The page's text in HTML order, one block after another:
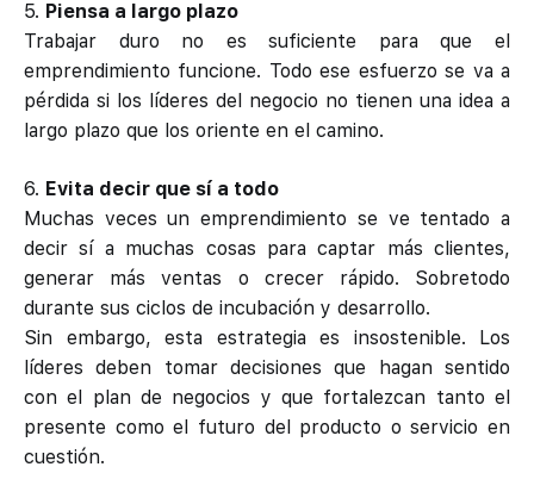
5. Piensa a largo plazo
Trabajar duro no es suficiente para que el
emprendimiento funcione. Todo ese esfuerzo se va a
pérdida si los líderes del negocio no tienen una idea a
largo plazo que los oriente en el camino.
6. Evita decir que sí a todo
Muchas veces un emprendimiento se ve tentado a
decir sí a muchas cosas para captar más clientes,
generar más ventas o crecer rápido. Sobretodo
durante sus ciclos de incubación y desarrollo.
Sin embargo, esta estrategia es insostenible. Los
líderes deben tomar decisiones que hagan sentido
con el plan de negocios y que fortalezcan tanto el
presente como el futuro del producto o servicio en
cuestión.